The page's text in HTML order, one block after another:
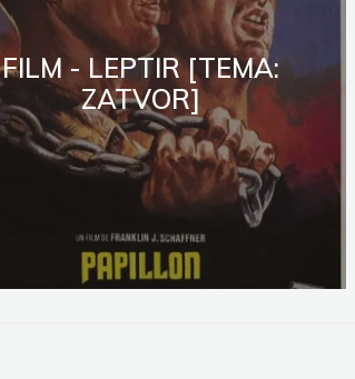
FILM - LEPTIR [TEMA:
ZATVOR]